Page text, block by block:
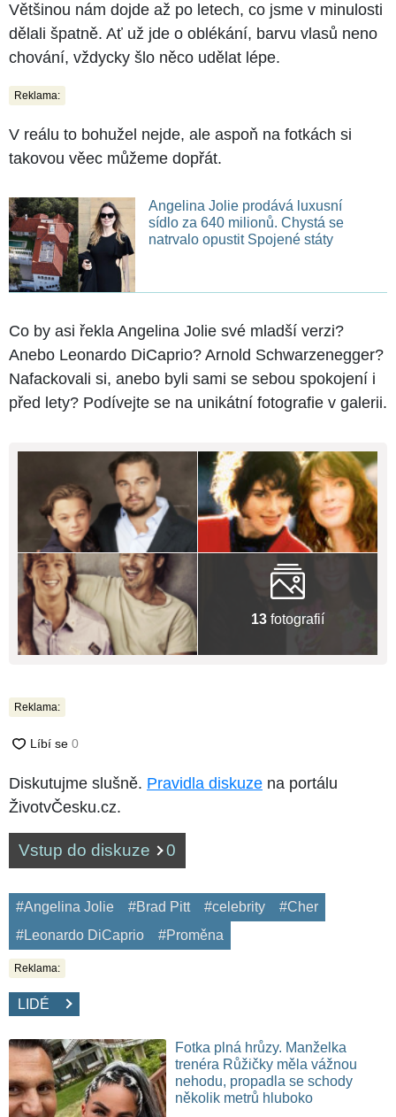
Většinou nám dojde až po letech, co jsme v minulosti
dělali špatně. Ať už jde o oblékání, barvu vlasů neno
chování, vždycky šlo něco udělat lépe.
Reklama:
V reálu to bohužel nejde, ale aspoň na fotkách si
takovou věec můžeme dopřát.
Angelina Jolie prodává luxusní
sídlo za 640 milionů. Chystá se
natrvalo opustit Spojené státy
Co by asi řekla Angelina Jolie své mladší verzi?
Anebo Leonardo DiCaprio? Arnold Schwarzenegger?
Nafackovali si, anebo byli sami se sebou spokojení i
před lety? Podívejte se na unikátní fotografie v galerii.
13 fotografií
Reklama:
Diskutujme slušně. Pravidla diskuze na portálu
ŽivotvČesku.cz.
Vstup do diskuze 0
#Angelina Jolie #Brad Pitt #celebrity
#Cher
#Leonardo DiCaprio
#Proměna
Reklama:
LIDÉ
Fotka plná hrůzy. Manželka
trenéra Růžičky měla vážnou
nehodu, propadla se schody
několik metrů hluboko